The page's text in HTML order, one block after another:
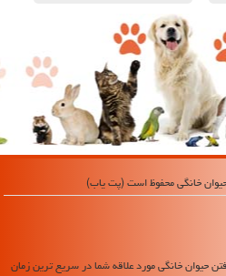
حیوان خانگی مورد علاقه شما در سریع ترین زمان